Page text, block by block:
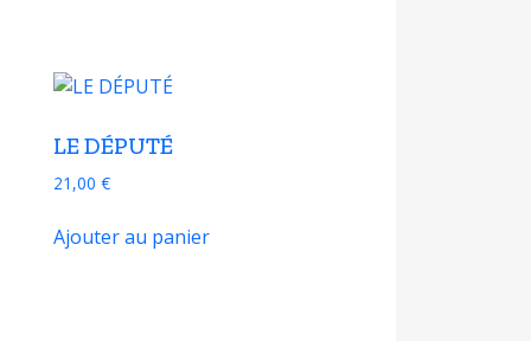
LE DÉPUTÉ
21,00 €
Ajouter au panier